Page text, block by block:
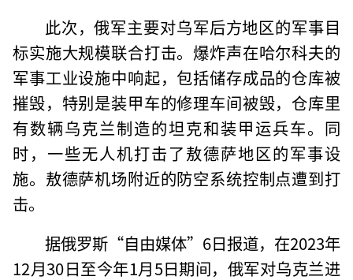
此次，俄军主要对乌军后方地区的军事目
标实施大规模联合打击。爆炸声在哈尔科夫的
军事工业设施中响起，包括储存成品的仓库被
摧毁，特别是装甲车的修理车间被毁，仓库里
有数辆乌克兰制造的坦克和装甲运兵车。同
时，一些无人机打击了敖德萨地区的军事设
施。敖德萨机场附近的防空系统控制点遭到打
击。
据俄罗斯“自由媒体”6日报道，在2023年
12月30日至今年1月5日期间，俄军对乌克兰进